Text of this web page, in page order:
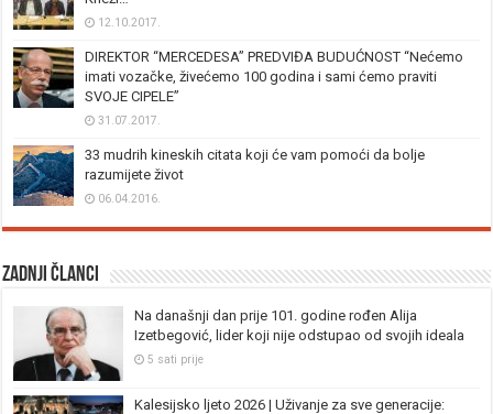
12.10.2017.
DIREKTOR “MERCEDESA” PREDVIĐA BUDUĆNOST “Nećemo
imati vozačke, živećemo 100 godina i sami ćemo praviti
SVOJE CIPELE”
31.07.2017.
33 mudrih kineskih citata koji će vam pomoći da bolje
razumijete život
06.04.2016.
Zadnji članci
Na današnji dan prije 101. godine rođen Alija
Izetbegović, lider koji nije odstupao od svojih ideala
5 sati prije
Kalesijsko ljeto 2026 | Uživanje za sve generacije: